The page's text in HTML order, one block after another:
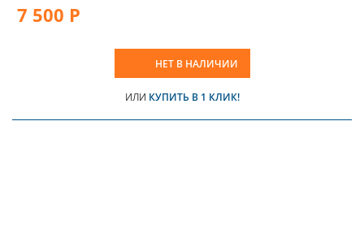
7 500 Р
НЕТ В НАЛИЧИИ
ИЛИ КУПИТЬ В 1 КЛИК!